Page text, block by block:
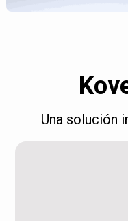
Una solución